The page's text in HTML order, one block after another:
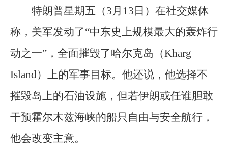
特朗普星期五（3月13日）在社交媒体
称，美军发动了“中东史上规模最大的轰炸行
动之一”，全面摧毁了哈尔克岛（Kharg
Island）上的军事目标。他还说，他选择不
摧毁岛上的石油设施，但若伊朗或任谁胆敢
干预霍尔木兹海峡的船只自由与安全航行，
他会改变主意。